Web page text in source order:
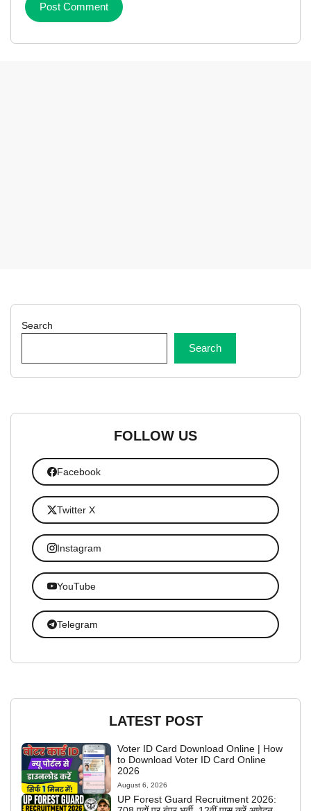
Search
Search
FOLLOW US
Facebook
Twitter X
Instagram
YouTube
Telegram
LATEST POST
Voter ID Card Download Online | How
to Download Voter ID Card Online
2026
August 6, 2026
UP Forest Guard Recruitment 2026: